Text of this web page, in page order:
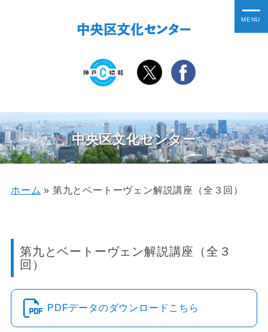
中央区文化センター
ホーム » 第九とベートーヴェン解説講座（全３回）
第九とベートーヴェン解説講座（全３
回）
PDFデータのダウンロードこちら